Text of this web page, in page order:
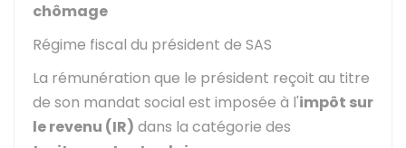
chômage
Régime fiscal du président de SAS
La rémunération que le président reçoit au titre
de son mandat social est imposée à l'impôt sur
le revenu (IR) dans la catégorie des